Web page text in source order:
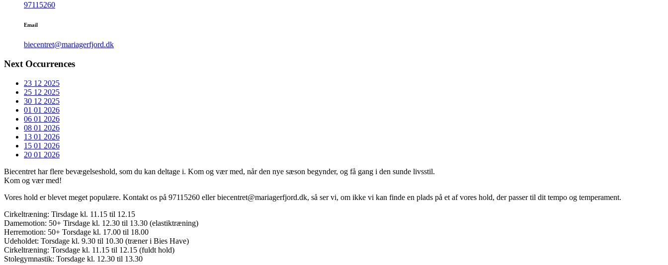
97115260
Email
biecentret@mariagerfjord.dk
Next Occurrences
23 12 2025
25 12 2025
30 12 2025
01 01 2026
06 01 2026
08 01 2026
13 01 2026
15 01 2026
20 01 2026
Biecentret har flere bevægelseshold, som du kan deltage i. Kom og vær med, når den nye sæson begynder, og få gang i den sunde livsstil.
Kom og vær med!
Vores hold er blevet meget populære. Kontakt os på 97115260 ellerbiecentret@mariagerfjord.dk, så ser vi, om ikke vi kan finde en plads på et af vores hold, der passer til dit tempo og temperament.
Cirkeltræning: Tirsdage kl. 11.15 til 12.15
Damemotion: 50+ Tirsdage kl. 12.30 til 13.30 (elastiktræning)
Herremotion: 50+ Torsdage kl. 17.00 til 18.00
Udeholdet: Torsdage kl. 9.30 til 10.30 (træner i Bies Have)
Cirkeltræning: Torsdage kl. 11.15 til 12.15 (fuldt hold)
Stolegymnastik: Torsdage kl. 12.30 til 13.30